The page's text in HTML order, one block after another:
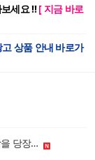
세요 !! [ 지금 바로
고 상품 안내 바로가
선관위의 불법? 헌법재판소의 불법....문형배, 노태악을 당장 구속 수사하라